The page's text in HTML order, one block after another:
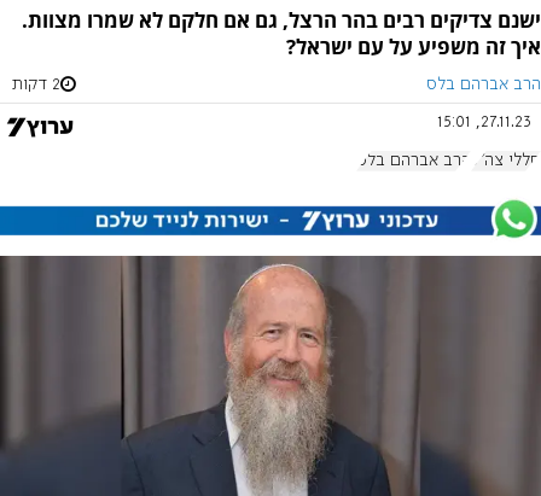
ישנם צדיקים רבים בהר הרצל, גם אם חלקם לא שמרו מצוות.
איך זה משפיע על עם ישראל?
הרב אברהם בלס 2 דקות
27.11.23, 15:01
חללי צה"ל הרב אברהם בלס